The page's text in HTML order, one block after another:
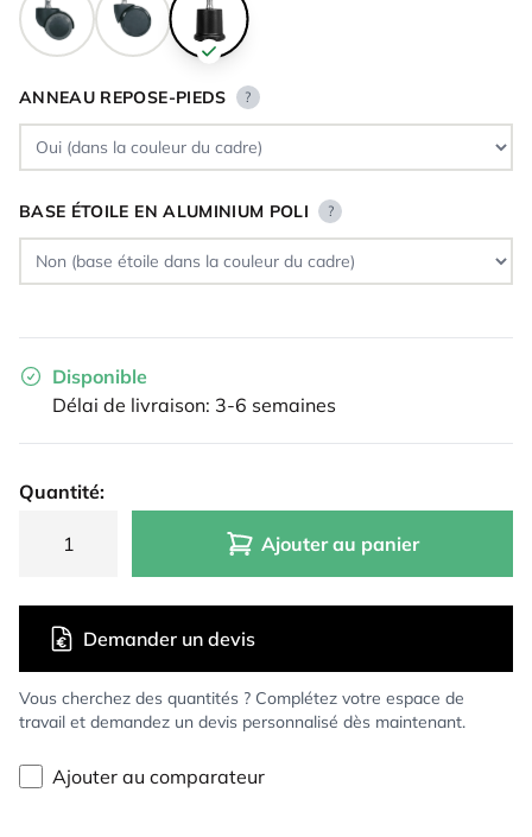
ANNEAU REPOSE-PIEDS ?
BASE ÉTOILE EN ALUMINIUM POLI ?
Disponible
Délai de livraison: 3-6 semaines
Quantité:
Ajouter au panier
Vous cherchez des quantités ? Complétez votre espace de
travail et demandez un devis personnalisé dès maintenant.
Demander un devis
Ajouter au comparateur